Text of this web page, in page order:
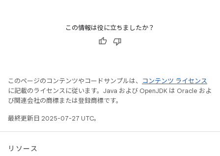
この情報は役に立ちましたか？
このページのコンテンツやコードサンプルは、
コンテンツ ライセンス
に記載のライセンスに従います。Java および OpenJDK は Oracle およ
び関連会社の商標または登録商標です。
最終更新日 2025-07-27 UTC。
リソース